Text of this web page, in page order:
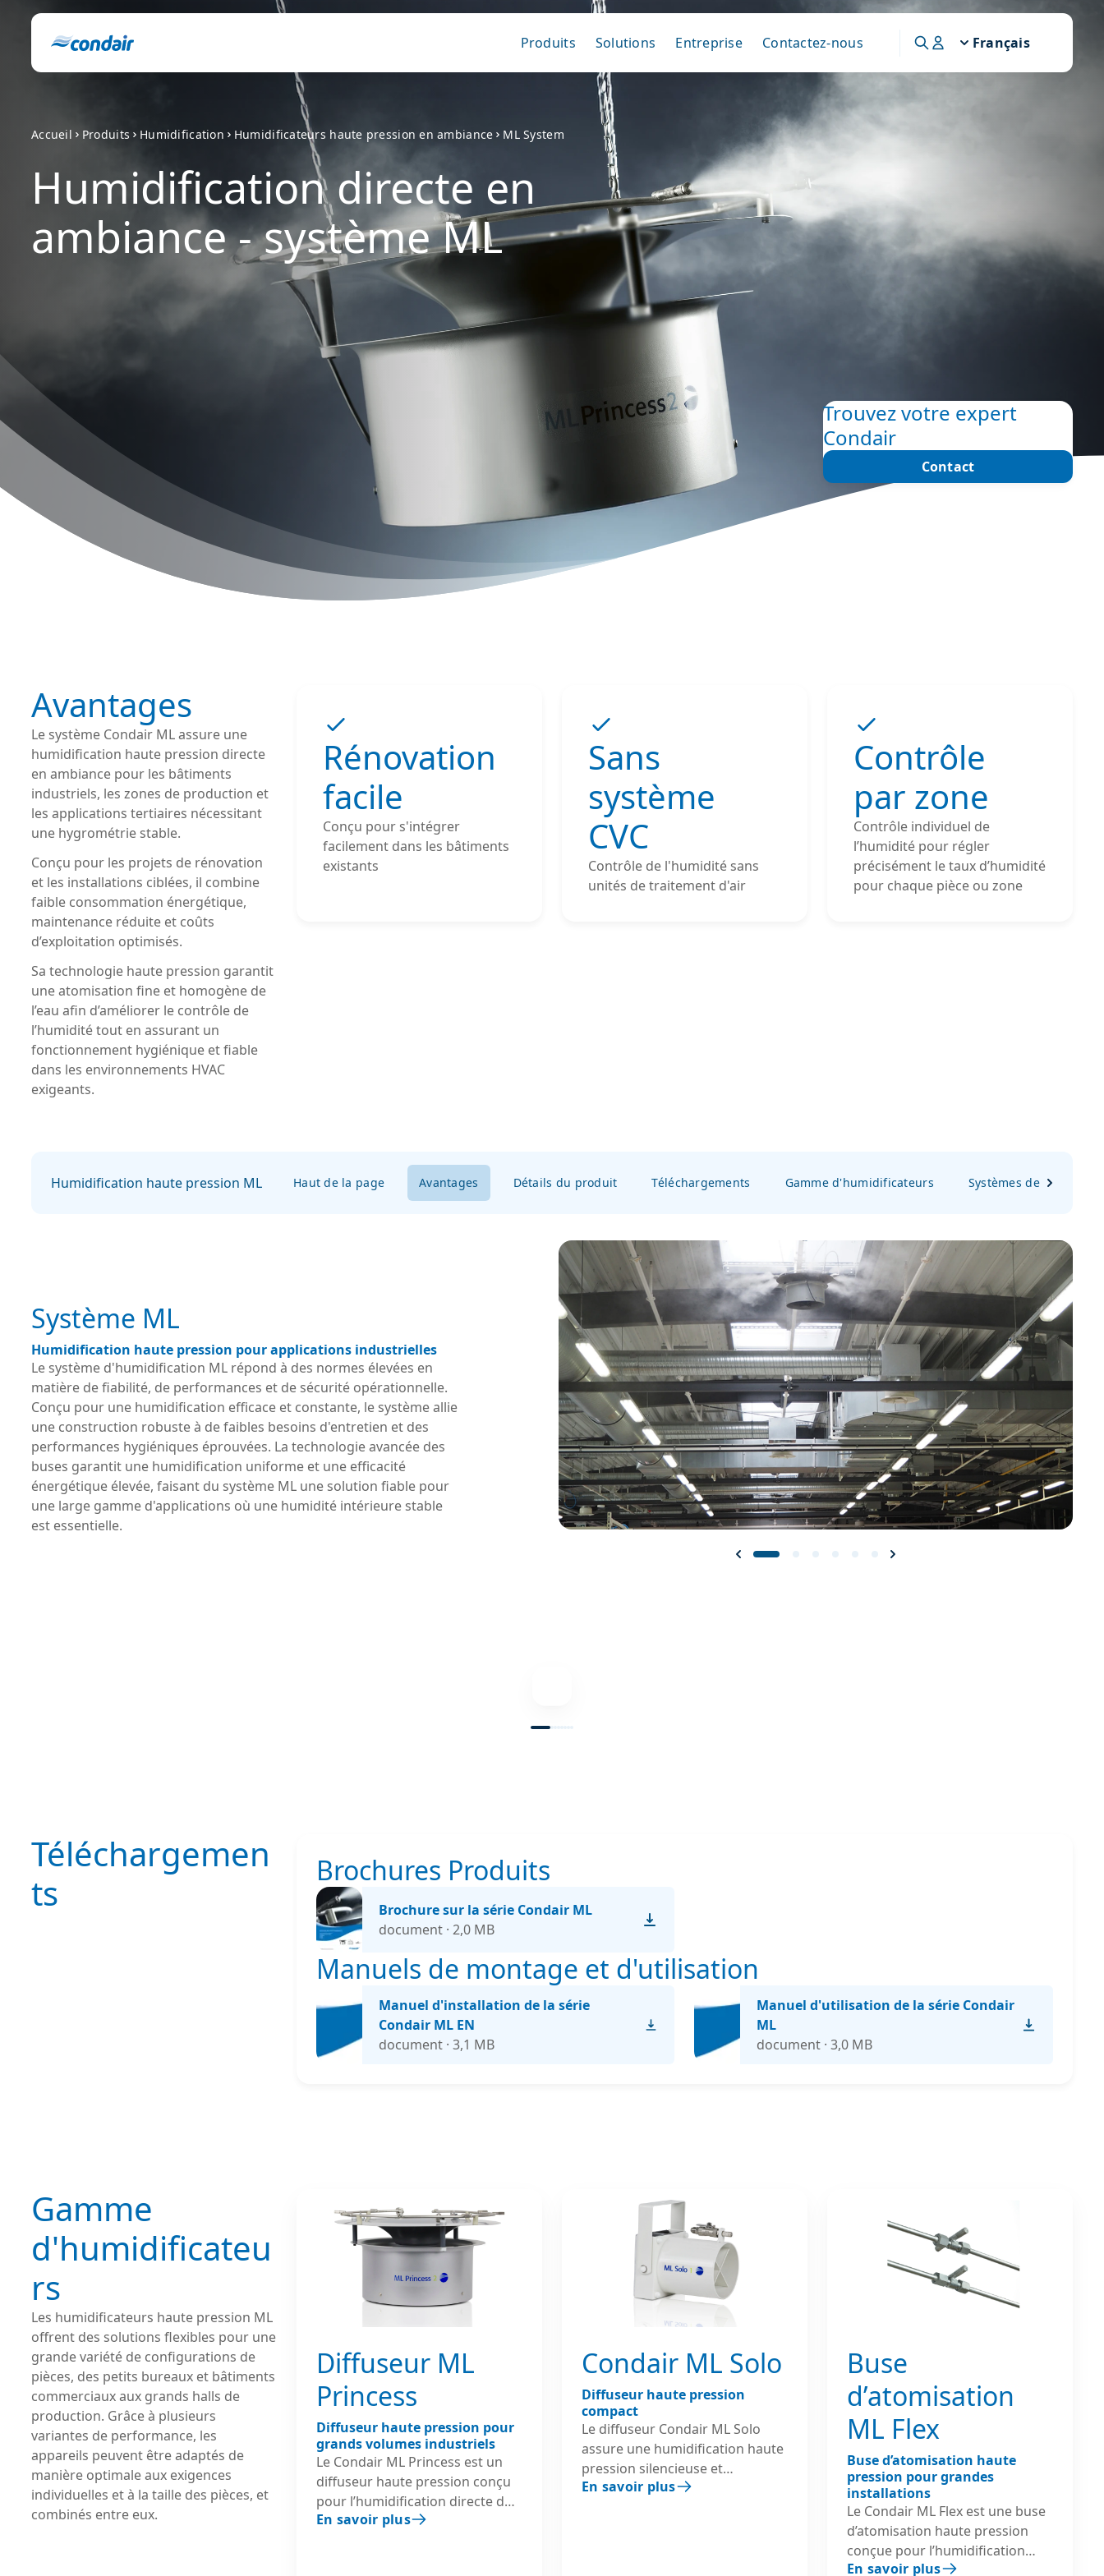
Produits Solutions Entreprise Contactez-nous Français
Accueil Produits Humidification Humidificateurs haute pression en ambiance ML System
Humidification directe en
ambiance - système ML
Trouvez votre expert
Condair
Contact
Avantages
Le système Condair ML assure une
humidification haute pression directe
en ambiance pour les bâtiments
industriels, les zones de production et
les applications tertiaires nécessitant
une hygrométrie stable.
Conçu pour les projets de rénovation
et les installations ciblées, il combine
faible consommation énergétique,
maintenance réduite et coûts
d’exploitation optimisés.
Sa technologie haute pression garantit
une atomisation fine et homogène de
l’eau afin d’améliorer le contrôle de
l’humidité tout en assurant un
fonctionnement hygiénique et fiable
dans les environnements HVAC
exigeants.
Rénovation
facile
Conçu pour s'intégrer
facilement dans les bâtiments
existants
Sans
système
CVC
Contrôle de l'humidité sans
unités de traitement d'air
Contrôle
par zone
Contrôle individuel de
l’humidité pour régler
précisément le taux d’humidité
pour chaque pièce ou zone
Humidification haute pression ML Haut de la page Avantages Détails du produit Téléchargements Gamme d'humidificateurs Systèmes de
Système ML
Humidification haute pression pour applications industrielles
Le système d'humidification ML répond à des normes élevées en
matière de fiabilité, de performances et de sécurité opérationnelle.
Conçu pour une humidification efficace et constante, le système allie
une construction robuste à de faibles besoins d'entretien et des
performances hygiéniques éprouvées. La technologie avancée des
buses garantit une humidification uniforme et une efficacité
énergétique élevée, faisant du système ML une solution fiable pour
une large gamme d'applications où une humidité intérieure stable
est essentielle.
Téléchargemen
ts
Brochures Produits
Brochure sur la série Condair ML
document · 2,0 MB
Manuels de montage et d'utilisation
Manuel d'installation de la série
Condair ML EN
document · 3,1 MB
Manuel d'utilisation de la série Condair
ML
document · 3,0 MB
Gamme
d'humidificateu
rs
Les humidificateurs haute pression ML
offrent des solutions flexibles pour une
grande variété de configurations de
pièces, des petits bureaux et bâtiments
commerciaux aux grands halls de
production. Grâce à plusieurs
variantes de performance, les
appareils peuvent être adaptés de
manière optimale aux exigences
individuelles et à la taille des pièces, et
combinés entre eux.
Diffuseur ML
Princess
Diffuseur haute pression pour
grands volumes industriels
Le Condair ML Princess est un
diffuseur haute pression conçu
pour l’humidification directe des
grandes installations
En savoir plus
Condair ML Solo
Diffuseur haute pression
compact
Le diffuseur Condair ML Solo
assure une humidification haute
pression silencieuse et
homogène dans les bureaux,
En savoir plus
Buse
d’atomisation
ML Flex
Buse d’atomisation haute
pression pour grandes
installations
Le Condair ML Flex est une buse
d’atomisation haute pression
conçue pour l’humidification
directe en ambiance et les
En savoir plus